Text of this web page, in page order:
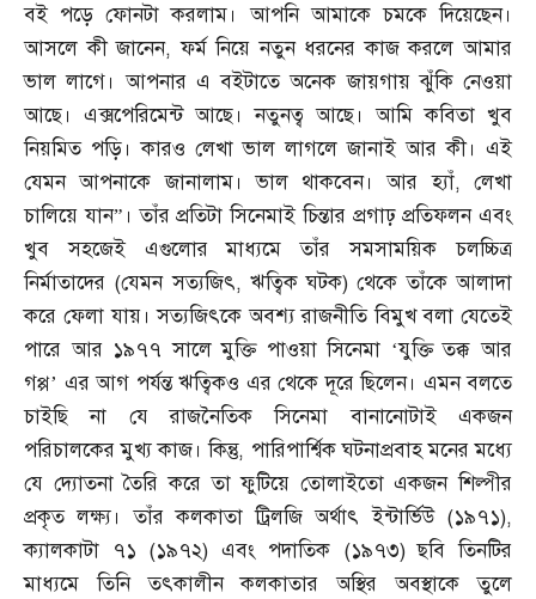
বই পড়ে ফোনটা করলাম। আপনি আমাকে চমকে দিয়েছেন।
আসলে কী জানেন,ফর্ম নিয়ে নতুন ধরনের কাজ করলে আমার
ভাল লাগে। আপনার এ বইটাতে অনেক জায়গায় ঝুঁকি নেওয়া
আছে। এক্সপেরিমেন্ট আছে। নতুনত্ব আছে। আমি কবিতা খুব
নিয়মিত পড়ি। কারও লেখা ভাল লাগলে জানাই আর কী। এই
যেমন আপনাকে জানালাম। ভাল থাকবেন। আর হ্যাঁ,লেখা
চালিয়ে যান”। তাঁর প্রতিটা সিনেমাই চিন্তার প্রগাঢ় প্রতিফলন এবং
খুব সহজেই এগুলোর মাধ্যমে তাঁর সমসাময়িক চলচ্চিত্র
নির্মাতাদের (যেমন সত্যজিৎ, ঋত্বিক ঘটক)থেকে তাঁকে আলাদা
করে ফেলা যায়। সত্যজিৎকে অবশ্য রাজনীতি বিমুখ বলা যেতেই
পারে আর ১৯৭৭ সালে মুক্তি পাওয়া সিনেমা ‘যুক্তি তক্ক আর
গপ্প’ এর আগ পর্যন্ত ঋত্বিকও এর থেকে দূরে ছিলেন। এমন বলতে
চাইছি না যে রাজনৈতিক সিনেমা বানানোটাই একজন
পরিচালকের মুখ্য কাজ। কিন্তু, পারিপার্শ্বিক ঘটনাপ্রবাহ মনের মধ্যে
যে দ্যোতনা তৈরি করে তা ফুটিয়ে তোলাইতো একজন শিল্পীর
প্রকৃত লক্ষ্য। তাঁর কলকাতা ট্রিলজি অর্থাৎ ইন্টার্ভিউ (১৯৭১),
ক্যালকাটা ৭১ (১৯৭২)এবং পদাতিক (১৯৭৩)ছবি তিনটির
মাধ্যমে তিনি তৎকালীন কলকাতার অস্থির অবস্থাকে তুলে